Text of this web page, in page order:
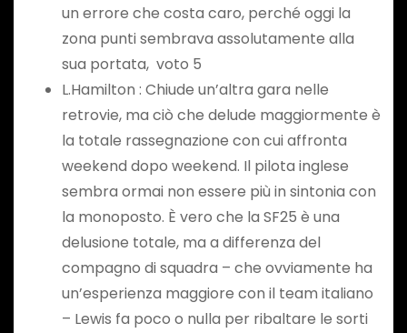
un errore che costa caro, perché oggi la
zona punti sembrava assolutamente alla
sua portata, voto 5
L.Hamilton : Chiude un’altra gara nelle
retrovie, ma ciò che delude maggiormente è
la totale rassegnazione con cui affronta
weekend dopo weekend. Il pilota inglese
sembra ormai non essere più in sintonia con
la monoposto. È vero che la SF25 è una
delusione totale, ma a differenza del
compagno di squadra – che ovviamente ha
un’esperienza maggiore con il team italiano
– Lewis fa poco o nulla per ribaltare le sorti